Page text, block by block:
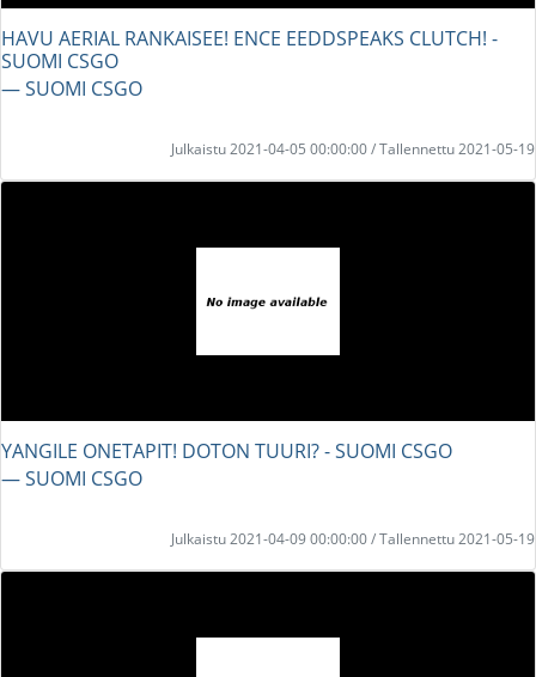
HAVU AERIAL RANKAISEE! ENCE EEDDSPEAKS CLUTCH! -
SUOMI CSGO
― SUOMI CSGO
Julkaistu 2021-04-05 00:00:00 / Tallennettu 2021-05-19
YANGILE ONETAPIT! DOTON TUURI? - SUOMI CSGO
― SUOMI CSGO
Julkaistu 2021-04-09 00:00:00 / Tallennettu 2021-05-19